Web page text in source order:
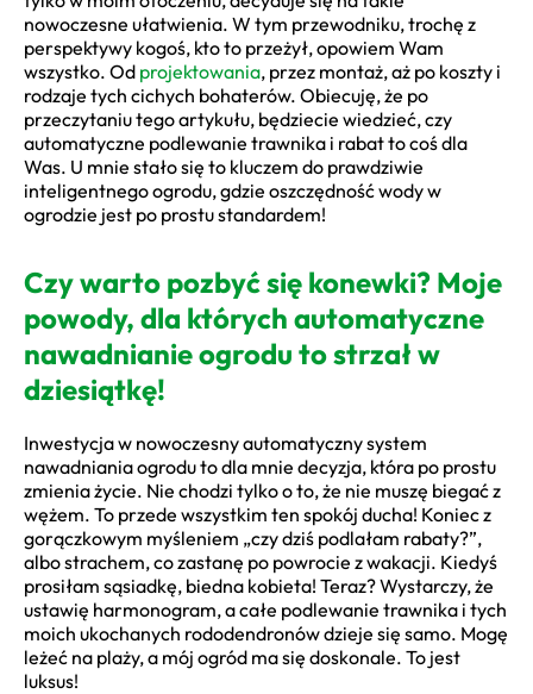
nowoczesne ułatwienia. W tym przewodniku, trochę z
perspektywy kogoś, kto to przeżył, opowiem Wam
wszystko. Od projektowania, przez montaż, aż po koszty i
rodzaje tych cichych bohaterów. Obiecuję, że po
przeczytaniu tego artykułu, będziecie wiedzieć, czy
automatyczne podlewanie trawnika i rabat to coś dla
Was. U mnie stało się to kluczem do prawdziwie
inteligentnego ogrodu, gdzie oszczędność wody w
ogrodzie jest po prostu standardem!
Czy warto pozbyć się konewki? Moje
powody, dla których automatyczne
nawadnianie ogrodu to strzał w
dziesiątkę!
Inwestycja w nowoczesny automatyczny system
nawadniania ogrodu to dla mnie decyzja, która po prostu
zmienia życie. Nie chodzi tylko o to, że nie muszę biegać z
wężem. To przede wszystkim ten spokój ducha! Koniec z
gorączkowym myśleniem „czy dziś podlałam rabaty?”,
albo strachem, co zastanę po powrocie z wakacji. Kiedyś
prosiłam sąsiadkę, biedna kobieta! Teraz? Wystarczy, że
ustawię harmonogram, a całe podlewanie trawnika i tych
moich ukochanych rododendronów dzieje się samo. Mogę
leżeć na plaży, a mój ogród ma się doskonale. To jest
luksus!